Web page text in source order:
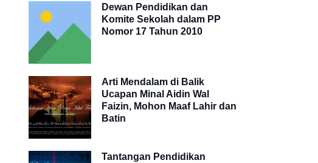
Dewan Pendidikan dan
Komite Sekolah dalam PP
Nomor 17 Tahun 2010
Arti Mendalam di Balik
Ucapan Minal Aidin Wal
Faizin, Mohon Maaf Lahir dan
Batin
Tantangan Pendidikan